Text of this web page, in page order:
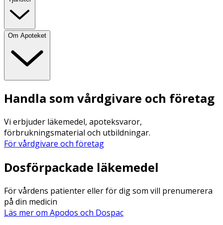
Om Apoteket
Handla som vårdgivare och företag
Vi erbjuder läkemedel, apoteksvaror,
förbrukningsmaterial och utbildningar.
För vårdgivare och företag
Dosförpackade läkemedel
För vårdens patienter eller för dig som vill prenumerera
på din medicin
Läs mer om Apodos och Dospac